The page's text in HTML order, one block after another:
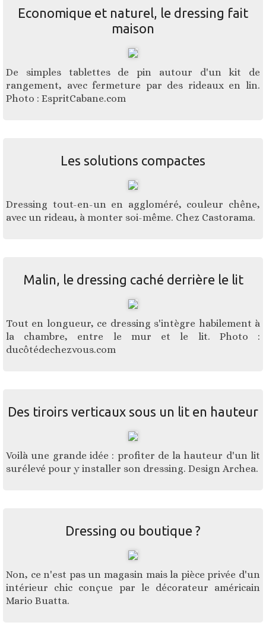
Economique et naturel, le dressing fait
maison
De simples tablettes de pin autour d'un kit de
rangement, avec fermeture par des rideaux en lin.
Photo : EspritCabane.com
Les solutions compactes
Dressing tout-en-un en aggloméré, couleur chêne,
avec un rideau, à monter soi-même. Chez Castorama.
Malin, le dressing caché derrière le lit
Tout en longueur, ce dressing s'intègre habilement à
la chambre, entre le mur et le lit. Photo :
ducôtédechezvous.com
Des tiroirs verticaux sous un lit en hauteur
Voilà une grande idée : profiter de la hauteur d'un lit
surélevé pour y installer son dressing. Design Archea.
Dressing ou boutique ?
Non, ce n'est pas un magasin mais la pièce privée d'un
intérieur chic conçue par le décorateur américain
Mario Buatta.